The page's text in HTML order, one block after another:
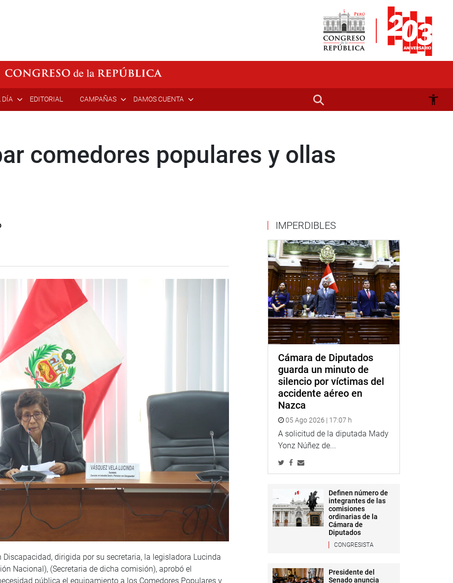
DÍA EDITORIAL CAMPAÑAS DAMOS CUENTA
comedores populares y ollas
dirigida por su secretaria, la legisladora Lucinda
Nacional), (Secretaria de dicha comisión), aprobó el
pública el equipamiento a los Comedores Populares y
IMPERDIBLES
Cámara de Diputados
guarda un minuto de
silencio por víctimas del
accidente aéreo en
Nazca
05 Ago 2026 | 17:07 h
A solicitud de la diputada Mady
Yonz Núñez de...
Definen número de
integrantes de las
comisiones
ordinarias de la
Cámara de
Diputados
CONGRESISTA
Presidente del
Senado anuncia